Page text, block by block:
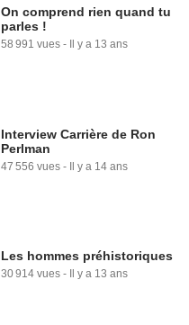
On comprend rien quand tu
parles !
58 991 vues - Il y a 13 ans
Interview Carrière de Ron
Perlman
47 556 vues - Il y a 14 ans
Les hommes préhistoriques
30 914 vues - Il y a 13 ans